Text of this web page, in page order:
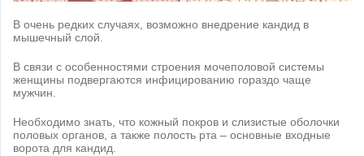
В очень редких случаях, возможно внедрение кандид в
мышечный слой.
В связи с особенностями строения мочеполовой системы
женщины подвергаются инфицированию гораздо чаще
мужчин.
Необходимо знать, что кожный покров и слизистые оболочки
половых органов, а также полость рта – основные входные
ворота для кандид.